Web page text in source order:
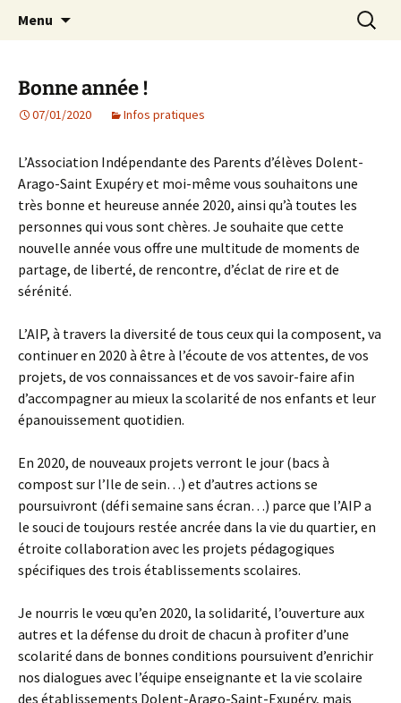
AIP Paris 14 – Association
Indépendante des Parents
d'élèves depuis 1981
Agit – s'Investit – Participe au service des
enfants du secteur scolaire Dolent-Arago-
Menu
Bonne année !
07/01/2020 Infos pratiques
L’Association Indépendante des Parents d’élèves Dolent-
Arago-Saint Exupéry et moi-même vous souhaitons une
très bonne et heureuse année 2020, ainsi qu’à toutes les
personnes qui vous sont chères. Je souhaite que cette
nouvelle année vous offre une multitude de moments de
partage, de liberté, de rencontre, d’éclat de rire et de
sérénité.
L’AIP, à travers la diversité de tous ceux qui la composent, va
continuer en 2020 à être à l’écoute de vos attentes, de vos
projets, de vos connaissances et de vos savoir-faire afin
d’accompagner au mieux la scolarité de nos enfants et leur
épanouissement quotidien.
En 2020, de nouveaux projets verront le jour (bacs à
compost sur l’Ile de sein…) et d’autres actions se
poursuivront (défi semaine sans écran…) parce que l’AIP a
le souci de toujours restée ancrée dans la vie du quartier, en
étroite collaboration avec les projets pédagogiques
spécifiques des trois établissements scolaires.
Je nourris le vœu qu’en 2020, la solidarité, l’ouverture aux
autres et la défense du droit de chacun à profiter d’une
scolarité dans de bonnes conditions poursuivent d’enrichir
nos dialogues avec l’équipe enseignante et la vie scolaire
des établissements Dolent-Arago-Saint-Exupéry, mais